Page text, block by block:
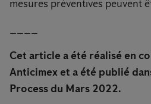
mesures préventives peuvent
Cet article a été réalisé en
Anticimex et a été publié
Process du Mars 2022.